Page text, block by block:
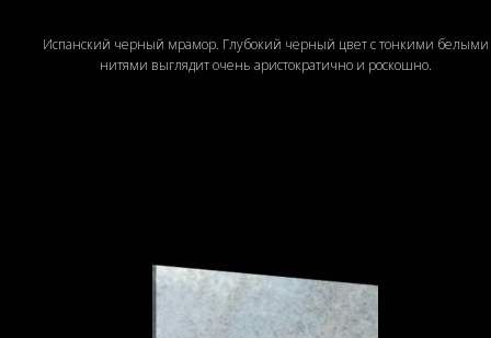
Испанский черный мрамор. Глубокий черный цвет с тонкими белыми
нитями выглядит очень аристократично и роскошно.